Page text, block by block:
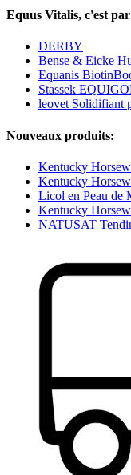
Equus Vitalis, c'est
DERBY
Bense & Eicke
Equanis
Stassek
leovet Solidifiant
Nouveaux produits:
Kentucky
Kentucky
Licol en Peau de
Kentucky
NATUSAT